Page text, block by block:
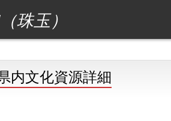
珠玉）
内文化資源詳細